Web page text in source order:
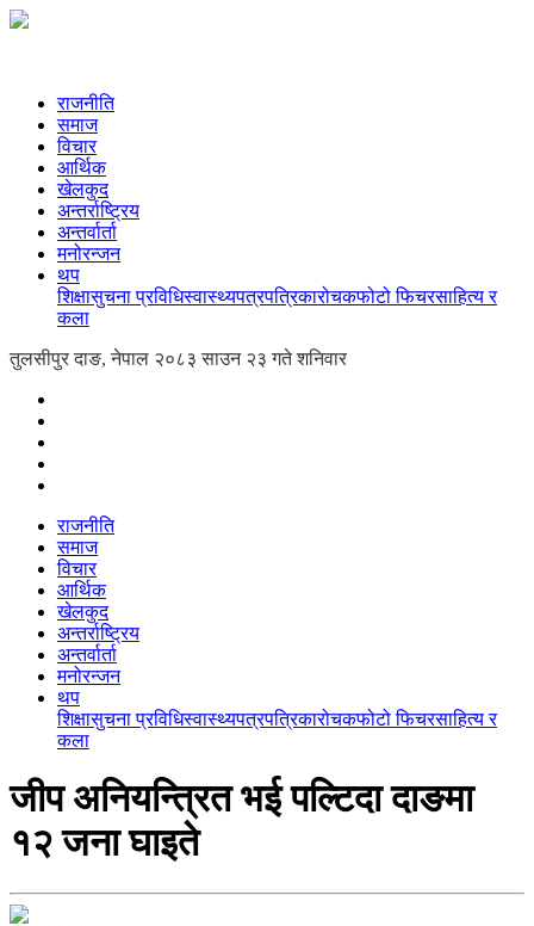
राजनीति
समाज
विचार
आर्थिक
खेलकुद
अन्तर्राष्ट्रिय
अन्तर्वार्ता
मनोरन्जन
थप
शिक्षासुचना प्रविधिस्वास्थ्यपत्रपत्रिकारोचकफोटो फिचरसाहित्य र
कला
तुलसीपुर दाङ, नेपाल २०८३ साउन २३ गते शनिवार
राजनीति
समाज
विचार
आर्थिक
खेलकुद
अन्तर्राष्ट्रिय
अन्तर्वार्ता
मनोरन्जन
थप
शिक्षासुचना प्रविधिस्वास्थ्यपत्रपत्रिकारोचकफोटो फिचरसाहित्य र
कला
जीप अनियन्त्रित भई पल्टिदा दाङमा
१२ जना घाइते